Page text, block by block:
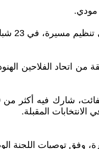
مودي.
واستؤنفت
اتحاد الفلاحين
المقبلة.
وفق توصيات اللجنة